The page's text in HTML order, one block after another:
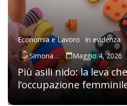
Economia e Lavoro
In evidenza
Simona Cetola
Maggio 4, 2026
Più asili nido: la leva
l’occupazione